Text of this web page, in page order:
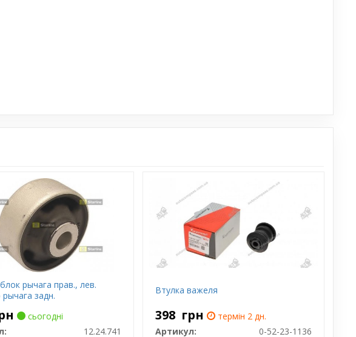
рычага прав., лев.
задн.
сьогодні
12.24.741
Втулка важеля
398 грн
термін 2 дн.
Артикул:
0-52-23-1136